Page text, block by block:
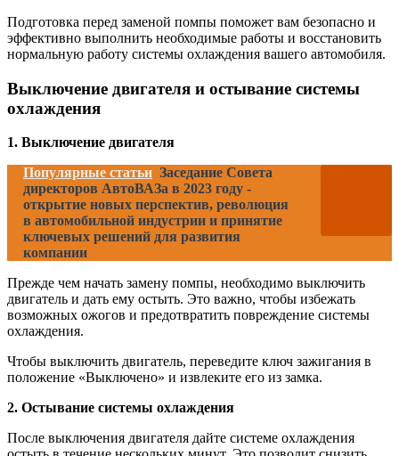
Подготовка перед заменой помпы поможет вам безопасно и
эффективно выполнить необходимые работы и восстановить
нормальную работу системы охлаждения вашего автомобиля.
Выключение двигателя и остывание системы
охлаждения
1. Выключение двигателя
Популярные статьи Заседание Совета
директоров АвтоВАЗа в 2023 году -
открытие новых перспектив, революция
в автомобильной индустрии и принятие
ключевых решений для развития
компании
Прежде чем начать замену помпы, необходимо выключить
двигатель и дать ему остыть. Это важно, чтобы избежать
возможных ожогов и предотвратить повреждение системы
охлаждения.
Чтобы выключить двигатель, переведите ключ зажигания в
положение «Выключено» и извлеките его из замка.
2. Остывание системы охлаждения
После выключения двигателя дайте системе охлаждения